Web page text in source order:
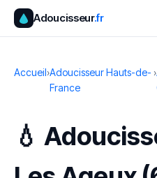
Adoucisseur.fr
Accueil›Adoucisseur Hauts-de-
France
›
💧